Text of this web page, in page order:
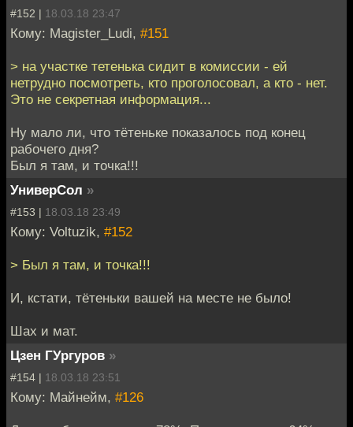
#152 | 18.03.18 23:47
Кому: Magister_Ludi, #151
> на участке тетенька сидит в комиссии - ей
нетрудно посмотреть, кто проголосовал, а кто - нет.
Это не секретная информация...
Ну мало ли, что тётеньке показалось под конец
рабочего дня?
Был я там, и точка!!!
УниверСол »
#153 | 18.03.18 23:49
Кому: Voltuzik, #152
> Был я там, и точка!!!
И, кстати, тётеньки вашей на месте не было!
Шах и мат.
Цзен ГУргуров »
#154 | 18.03.18 23:51
Кому: Майнейм, #126